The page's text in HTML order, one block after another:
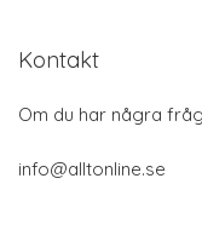
Kontakt
Om du har några
info@alltonline.se